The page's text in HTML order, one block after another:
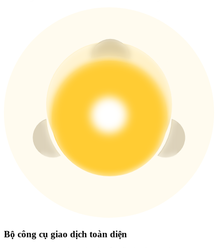
Thêm sự kiện
Nhận giải thưởng và phần thưởng độc quyền
Đăng ký
Bộ công cụ giao dịch toàn diện